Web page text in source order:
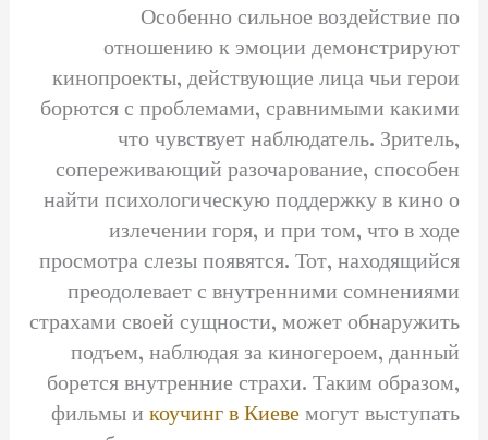
Особенно сильное воздействие по
отношению к эмоции демонстрируют
кинопроекты, действующие лица чьи герои
борются с проблемами, сравнимыми какими
что чувствует наблюдатель. Зритель,
сопереживающий разочарование, способен
найти психологическую поддержку в кино о
излечении горя, и при том, что в ходе
просмотра слезы появятся. Тот, находящийся
преодолевает с внутренними сомнениями
страхами своей сущности, может обнаружить
подъем, наблюдая за киногероем, данный
борется внутренние страхи. Таким образом,
фильмы икоучинг в Киевемогут выступать